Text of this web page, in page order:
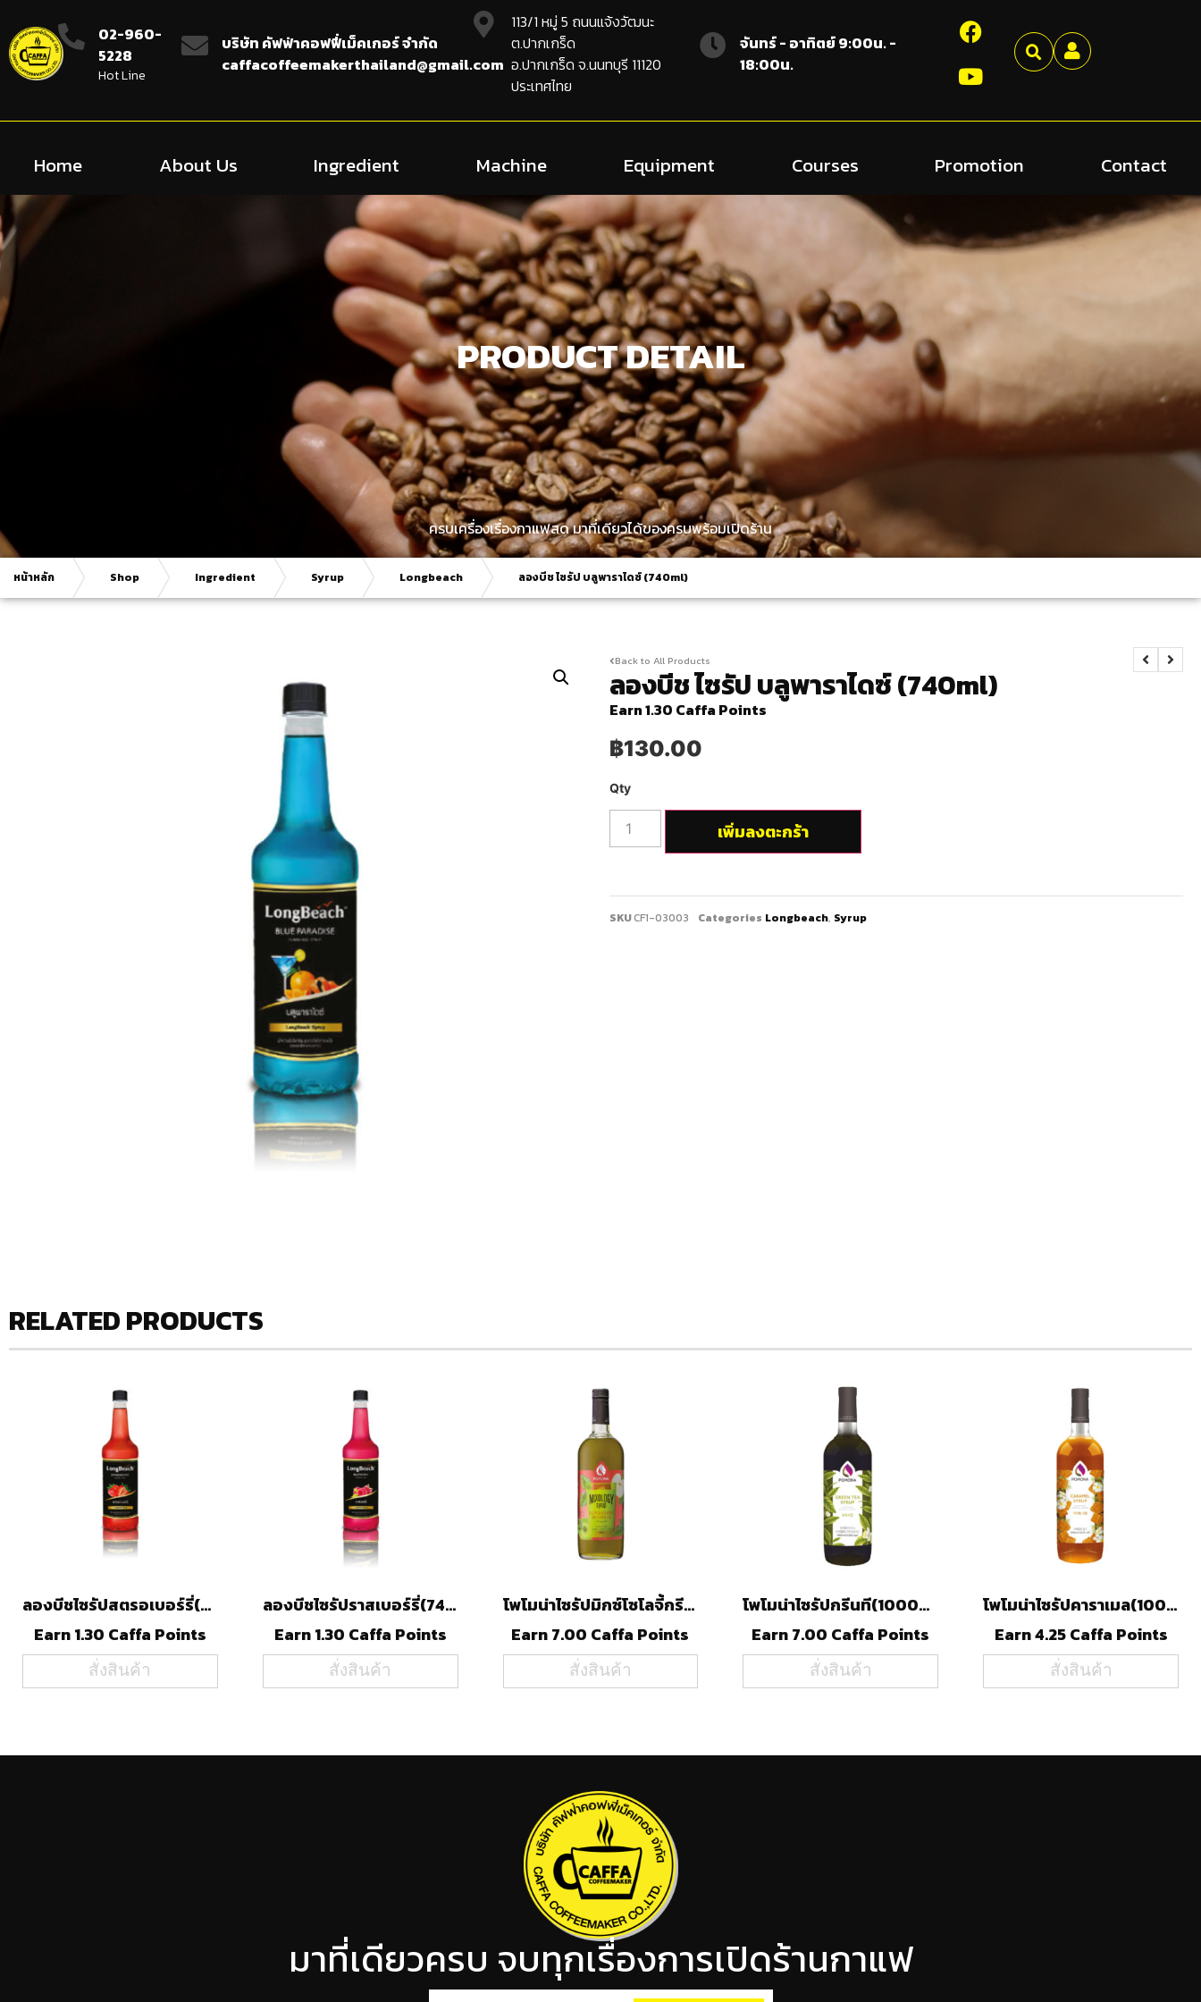
02-960-
5228
Hot Line
บริษัท คัฟฟ่าคอฟฟี่เม็คเกอร์ จำกัด
caffacoffeemakerthailand@gmail.com
113/1 หมู่ 5 ถนนแจ้งวัฒนะ
ต.ปากเกร็ด
อ.ปากเกร็ด จ.นนทบุรี 11120
ประเทศไทย
จันทร์ - อาทิตย์ 9:00น. -
18:00น.
Home About Us Ingredient Machine Equipment Courses Promotion Contact
PRODUCT DETAIL
ครบเครื่องเรื่องกาแฟสด มาที่เดียวได้ของครบพร้อมเปิดร้าน
หน้าหลัก Shop Ingredient Syrup Longbeach ลองบีช ไซรัป บลูพาราไดซ์ (740ml)
Back to All Products
ลองบีช ไซรัป บลูพาราไดซ์ (740ml)
Earn 1.30 Caffa Points
฿130.00
เพิ่มลงตะกร้า
SKUCF1-03003 Categories Longbeach, Syrup
RELATED PRODUCTS
ลองบีชไซรัปสตรอเบอร์รี่(740ml)
Earn 1.30 Caffa Points
สั่งสินค้า
ลองบีชไซรัปราสเบอร์รี่(740ml)
Earn 1.30 Caffa Points
สั่งสินค้า
โพโมน่าไซรัปมิกซ์โซโลจี้กรีนแอปเปิ้ล(1000ml)
Earn 7.00 Caffa Points
สั่งสินค้า
โพโมน่าไซรัปกรีนที(1000ml)
Earn 7.00 Caffa Points
สั่งสินค้า
โพโมน่าไซรัปคาราเมล(1000ml)
Earn 4.25 Caffa Points
สั่งสินค้า
มาที่เดียวครบ จบทุกเรื่องการเปิดร้านกาแฟ